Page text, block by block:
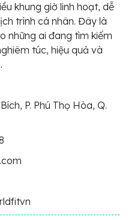
khung giờ linh hoạt, dễ
trình cá nhân. Đây là
những ai đang tìm kiếm
túc, hiệu quả và
P. Phú Thọ Hòa, Q.